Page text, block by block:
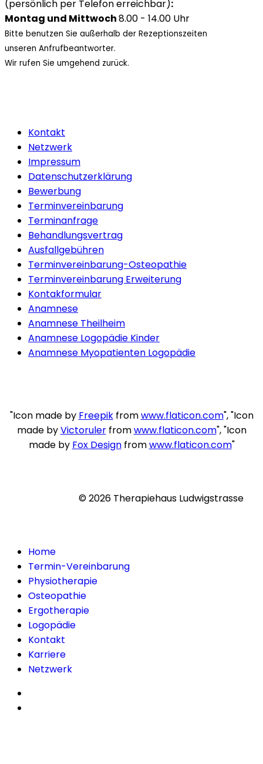
(persönlich per Telefon erreichbar):
Montag und Mittwoch8.00 - 14.00 Uhr
Bitte benutzen Sie außerhalb der Rezeptionszeiten
unseren Anfrufbeantworter.
Wir rufen Sie umgehend zurück.
Kontakt
Netzwerk
Impressum
Datenschutzerklärung
Bewerbung
Terminvereinbarung
Terminanfrage
Behandlungsvertrag
Ausfallgebühren
Terminvereinbarung-Osteopathie
Terminvereinbarung Erweiterung
Kontakformular
Anamnese
Anamnese Theilheim
Anamnese Logopädie Kinder
Anamnese Myopatienten Logopädie
"Icon made by Freepikfromwww.flaticon.com", "Icon
made byVictorulerfromwww.flaticon.com", "Icon
made by Fox Designfromwww.flaticon.com"
© 2026 Therapiehaus Ludwigstrasse
Home
Termin-Vereinbarung
Physiotherapie
Osteopathie
Ergotherapie
Logopädie
Kontakt
Karriere
Netzwerk